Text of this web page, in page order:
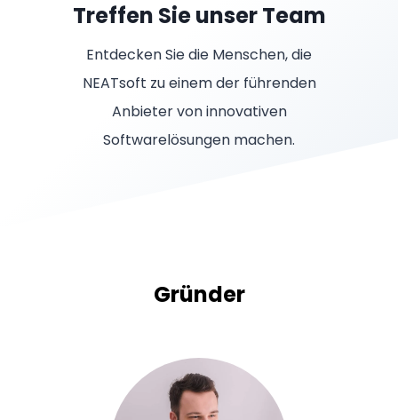
Treffen Sie unser Team
Entdecken Sie die Menschen, die
NEATsoft zu einem der führenden
Anbieter von innovativen
Softwarelösungen machen.
Gründer